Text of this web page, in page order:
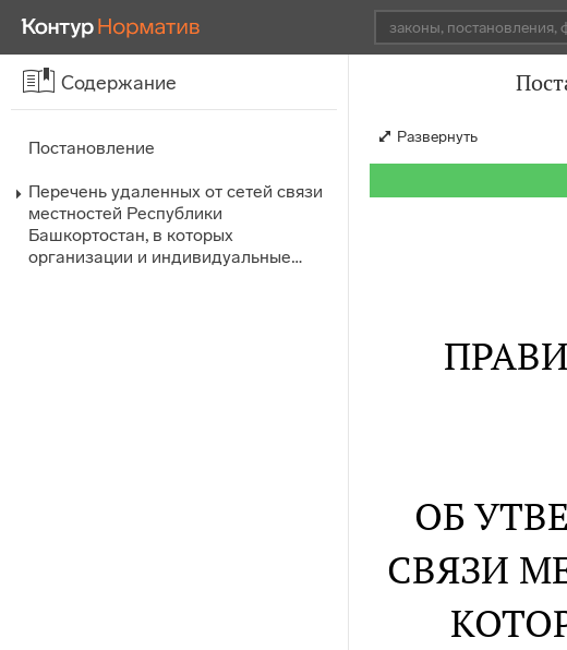
Содержание
Постановление
Перечень удаленных от сетей связи
местностей Республики
Башкортостан, в которых
организации и индивидуальные…
Развернуть
ОБ
СВЯЗИ